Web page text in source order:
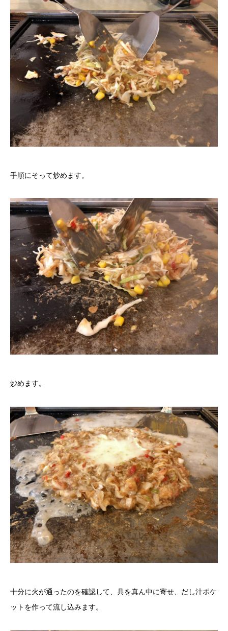
手順にそって炒めます。
炒めます。
十分に火が通ったのを確認して、具を真ん中に寄せ、だし汁ポケ
ットを作って流し込みます。